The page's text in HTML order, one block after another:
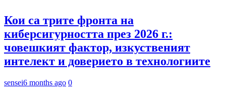
Кои са трите фронта на
киберсигурността през 2026 г.:
човешкият фактор, изкуственият
интелект и доверието в технологиите
sensei6 months ago 0